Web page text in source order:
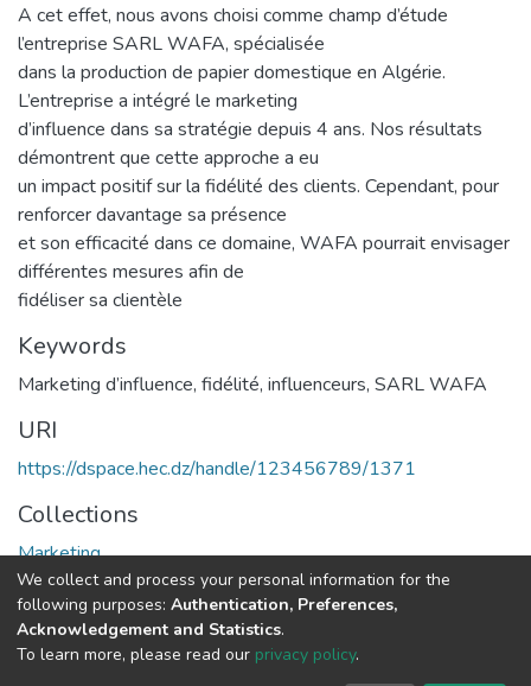
A cet effet, nous avons choisi comme champ d’étude
l’entreprise SARL WAFA, spécialisée
dans la production de papier domestique en Algérie.
L’entreprise a intégré le marketing
d’influence dans sa stratégie depuis 4 ans. Nos résultats
démontrent que cette approche a eu
un impact positif sur la fidélité des clients. Cependant, pour
renforcer davantage sa présence
et son efficacité dans ce domaine, WAFA pourrait envisager
différentes mesures afin de
fidéliser sa clientèle
Keywords
Marketing d’influence, fidélité, influenceurs, SARL WAFA
URI
https://dspace.hec.dz/handle/123456789/1371
Collections
Marketing
Full item page
DSpace software copyright © 2002-2026
We collect and process your personal information for the
following purposes: Authentication, Preferences,
Acknowledgement and Statistics.
To learn more, please read our privacy policy.